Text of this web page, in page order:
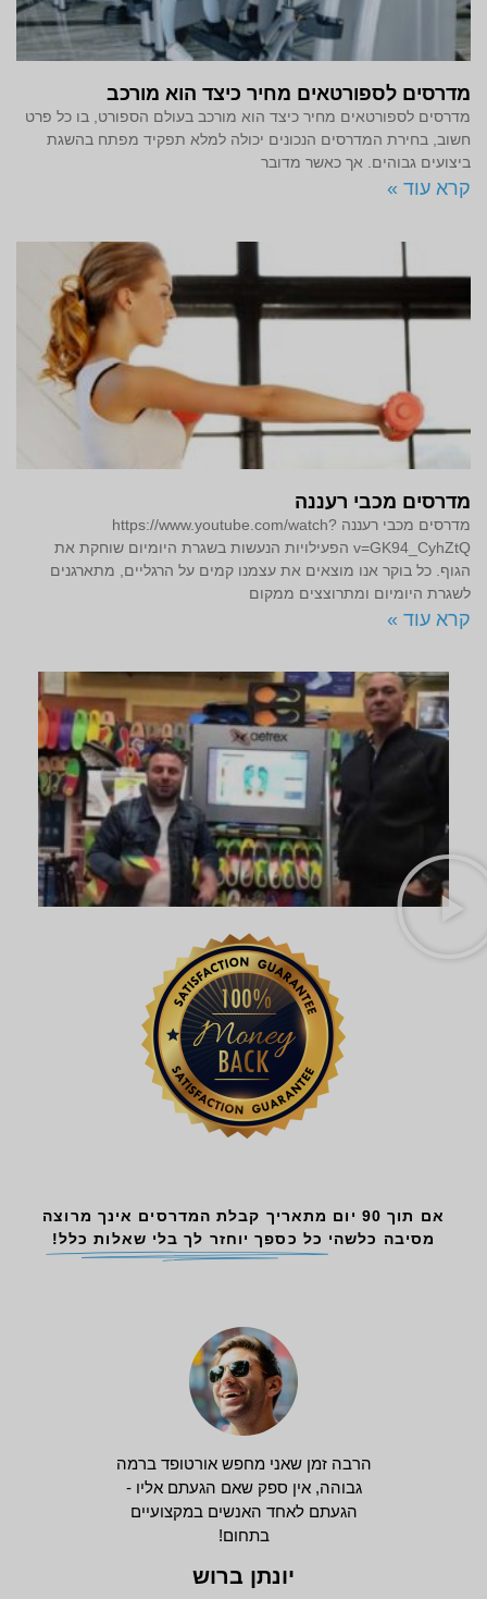
מדרסים לספורטאים מחיר כיצד הוא מורכב
מדרסים לספורטאים מחיר כיצד הוא מורכב בעולם הספורט, בו כל פרט
חשוב, בחירת המדרסים הנכונים יכולה למלא תפקיד מפתח בהשגת
ביצועים גבוהים. אך כאשר מדובר
קרא עוד »
מדרסים מכבי רעננה
מדרסים מכבי רעננה https://www.youtube.com/watch?
v=GK94_CyhZtQ הפעילויות הנעשות בשגרת היומיום שוחקת את
הגוף. כל בוקר אנו מוצאים את עצמנו קמים על הרגליים, מתארגנים
לשגרת היומיום ומתרוצצים ממקום
קרא עוד »
אם תוך 90 יום מתאריך קבלת המדרסים אינך מרוצה
מסיבה כלשהי כל כספך יוחזר לך בלי שאלות כלל!
הרבה זמן שאני מחפש אורטופד ברמה
גבוהה, אין ספק שאם הגעתם אליו -
הגעתם לאחד האנשים במקצועיים
בתחום!
יונתן ברוש